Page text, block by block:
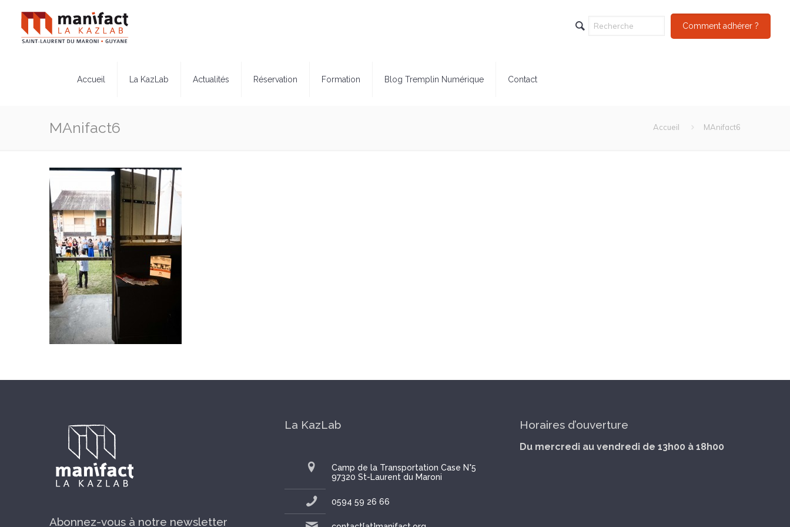
Accueil La KazLab Actualités Réservation Formation Blog Tremplin Numérique Contact
Comment adhérer ?
MAnifact6 Accueil MAnifact6
Abonnez-vous à notre newsletter
La KazLab
Camp de la Transportation Case N°5
97320 St-Laurent du Maroni
0594 59 26 66
Horaires d’ouverture
Du mercredi au vendredi de 13h00 à 18h00